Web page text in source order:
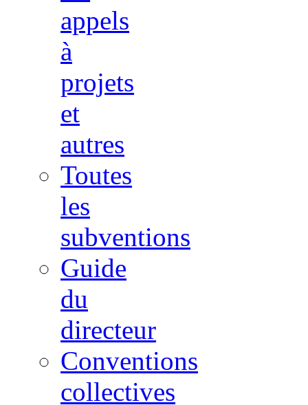
appels
à
projets
et
autres
Toutes
les
subventions
Guide
du
directeur
Conventions
collectives